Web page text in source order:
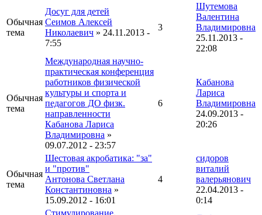
Обычная
тема
Досуг для детей
Сеимов Алексей
Николаевич » 24.11.2013 -
7:55
3
Шутемова
Валентина
Владимировна
25.11.2013 -
22:08
Обычная
тема
Международная научно-
практическая конференция
работников физической
культуры и спорта и
педагогов ДО физк.
направленности
Кабанова Лариса
Владимировна »
09.07.2012 - 23:57
6
Кабанова
Лариса
Владимировна
24.09.2013 -
20:26
Обычная
тема
Шестовая акробатика: "за"
и "против"
Антонова Светлана
Константиновна »
15.09.2012 - 16:01
4
сидоров
виталий
валерьянович
22.04.2013 -
0:14
Стимулирование.